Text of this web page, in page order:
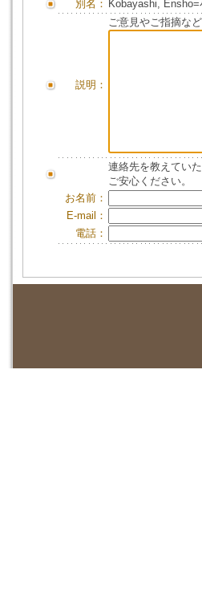
別名： Kobayashi, Ensho=
説明：
ご意見やご指摘な
連絡先を教えてい
ご安心ください。
お名前：
E-mail：
電話：